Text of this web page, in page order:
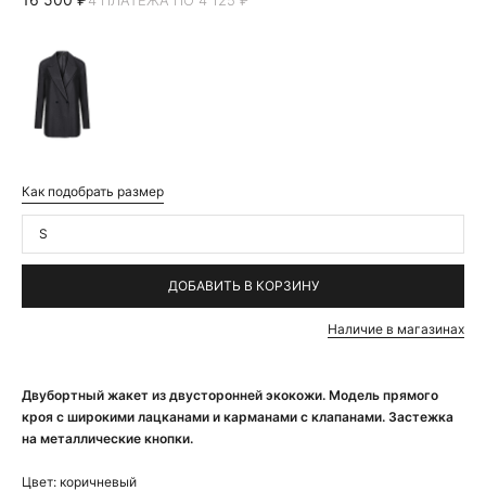
Двубортный жакет из двусторонней экокожи. Модель прямого
кроя с широкими лацканами и карманами с клапанами. Застежка
на металлические кнопки.
Цвет: коричневый
Как подобрать размер
S
ДОБАВИТЬ В КОРЗИНУ
Наличие в магазинах